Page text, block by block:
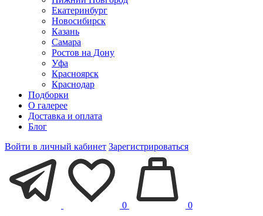
Екатеринбург
Новосибирск
Казань
Самара
Ростов на Дону
Уфа
Красноярск
Краснодар
Подборки
О галерее
Доставка и оплата
Блог
Войти в личный кабинет Зарегистрироваться
0
0